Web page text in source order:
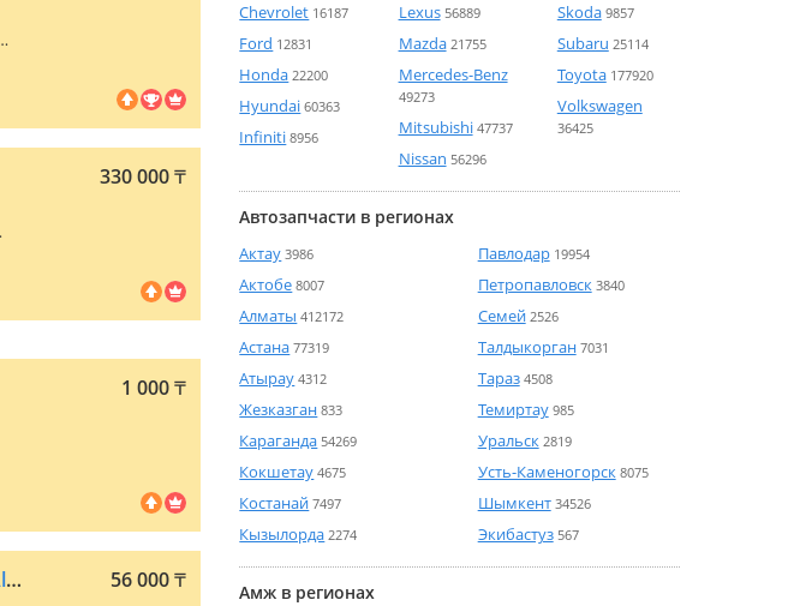
330 000₸
1 000₸
Радиатор кондиционера Mercedes E-CLASS W211 Аll 04 02 — 3.5 4-MATIC 56 000₸
Chevrolet 16187
Ford 12831
Honda 22200
Hyundai 60363
Infiniti 8956
Lexus 56889
Mazda 21755
Mercedes-Benz
49273
Mitsubishi 47737
Nissan 56296
Skoda 9857
Subaru 25114
Toyota 177920
Volkswagen
36425
Автозапчасти в регионах
Актау 3986
Актобе 8007
Алматы 412172
Астана 77319
Атырау 4312
Жезказган 833
Караганда 54269
Кокшетау 4675
Костанай 7497
Кызылорда 2274
Павлодар 19954
Петропавловск 3840
Семей 2526
Талдыкорган 7031
Тараз 4508
Темиртау 985
Уральск 2819
Усть-Каменогорск 8075
Шымкент 34526
Экибастуз 567
Амж в регионах